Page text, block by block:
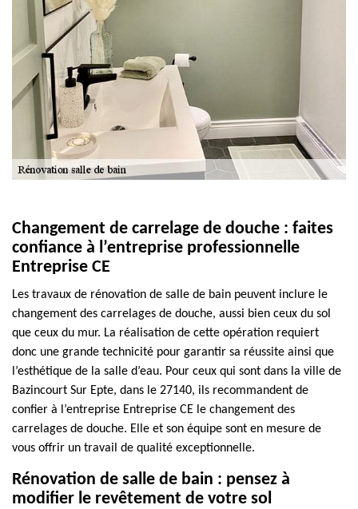
Changement de carrelage de douche : faites
confiance à l’entreprise professionnelle
Entreprise CE
Les travaux de rénovation de salle de bain peuvent inclure le
changement des carrelages de douche, aussi bien ceux du sol
que ceux du mur. La réalisation de cette opération requiert
donc une grande technicité pour garantir sa réussite ainsi que
l’esthétique de la salle d’eau. Pour ceux qui sont dans la ville de
Bazincourt Sur Epte, dans le 27140, ils recommandent de
confier à l’entreprise Entreprise CE le changement des
carrelages de douche. Elle et son équipe sont en mesure de
vous offrir un travail de qualité exceptionnelle.
Rénovation de salle de bain : pensez à
modifier le revêtement de votre sol